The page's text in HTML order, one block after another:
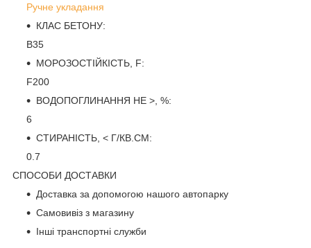
Ручне укладання
КЛАС БЕТОНУ:
B35
МОРОЗОСТІЙКІСТЬ, F:
F200
ВОДОПОГЛИНАННЯ НЕ >, %:
6
СТИРАНІСТЬ, < Г/КВ.СМ:
0.7
СПОСОБИ ДОСТАВКИ
Доставка за допомогою нашого автопарку
Самовивіз з магазину
Інші транспортні служби